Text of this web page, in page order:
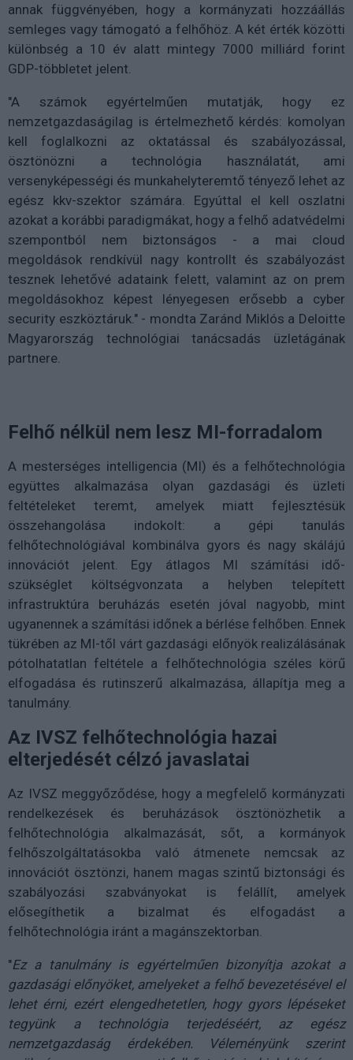
annak függvényében, hogy a kormányzati hozzáállás
semleges vagy támogató a felhőhöz. A két érték közötti
különbség a 10 év alatt mintegy 7000 milliárd forint
GDP-többletet jelent.
"A számok egyértelműen mutatják, hogy ez
nemzetgazdaságilag is értelmezhető kérdés: komolyan
kell foglalkozni az oktatással és szabályozással,
ösztönözni a technológia használatát, ami
versenyképességi és munkahelyteremtő tényező lehet az
egész kkv-szektor számára. Egyúttal el kell oszlatni
azokat a korábbi paradigmákat, hogy a felhő adatvédelmi
szempontból nem biztonságos - a mai cloud
megoldások rendkívül nagy kontrollt és szabályozást
tesznek lehetővé adataink felett, valamint az on prem
megoldásokhoz képest lényegesen erősebb a cyber
security eszköztáruk." - mondta Zaránd Miklós a Deloitte
Magyarország technológiai tanácsadás üzletágának
partnere.
Felhő nélkül nem lesz MI-forradalom
A mesterséges intelligencia (MI) és a felhőtechnológia
együttes alkalmazása olyan gazdasági és üzleti
feltételeket teremt, amelyek miatt fejlesztésük
összehangolása indokolt: a gépi tanulás
felhőtechnológiával kombinálva gyors és nagy skálájú
innovációt jelent. Egy átlagos MI számítási idő-
szükséglet költségvonzata a helyben telepített
infrastruktúra beruházás esetén jóval nagyobb, mint
ugyanennek a számítási időnek a bérlése felhőben. Ennek
tükrében az MI-től várt gazdasági előnyök realizálásának
pótolhatatlan feltétele a felhőtechnológia széles körű
elfogadása és rutinszerű alkalmazása, állapítja meg a
tanulmány.
Az IVSZ felhőtechnológia hazai
elterjedését célzó javaslatai
Az IVSZ meggyőződése, hogy a megfelelő kormányzati
rendelkezések és beruházások ösztönözhetik a
felhőtechnológia alkalmazását, sőt, a kormányok
felhőszolgáltatásokba való átmenete nemcsak az
innovációt ösztönzi, hanem magas szintű biztonsági és
szabályozási szabványokat is felállít, amelyek
elősegíthetik a bizalmat és elfogadást a
felhőtechnológia iránt a magánszektorban.
"Ez a tanulmány is egyértelműen bizonyítja azokat a
gazdasági előnyöket, amelyeket a felhő bevezetésével el
lehet érni, ezért elengedhetetlen, hogy gyors lépéseket
tegyünk a technológia terjedéséért, az egész
nemzetgazdaság érdekében. Véleményünk szerint